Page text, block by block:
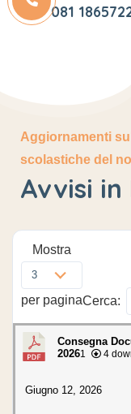
081
Aggiornamenti
scolastiche del
Avvisi in
Mostra
3
per paginaCerca:
Consegna
20261 4
Giugno 12, 2026